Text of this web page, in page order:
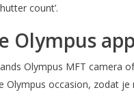
count’.
Olympus
Olympus MFT camera
Olympus occasion, zodat